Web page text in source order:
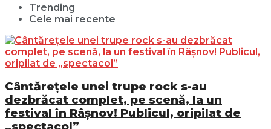
Trending
Cele mai recente
Cântărețele unei trupe rock s-au
dezbrăcat complet, pe scenă, la un
festival în Râșnov! Publicul, oripilat de